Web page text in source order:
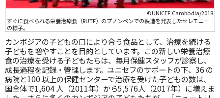
©UNICEF Cambodia/2018
すぐに食べられる栄養治療食（RUTF）のプノンペンでの製造を発表したセレモニー
の様子。
カンボジアの子どもの口により合う食品として、治療を続ける
子どもを増やすことを目的としています。この新しい栄養治療
食の治療を受ける子どもたちは、毎月保健スタッフが診察し、
成長過程を記録・管理します。ユニセフのサポートの下、36 の
病院と100 以上の保健センターで治療を受けた子どもの数は、
国全体で1,604 人（2011年）から5,576人（2017年）に増えま